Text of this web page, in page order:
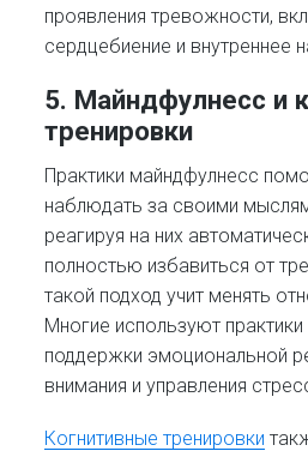
проявления тревожности,
сердцебиение и внутреннее
5. Майндфулнесс и
тренировки
Практики майндфулнесс
наблюдать за своими
реагируя на них
полностью избавиться от
такой подход учит менять
Многие используют
поддержки эмоциональной
внимания и управления
Когнитивные тренировки